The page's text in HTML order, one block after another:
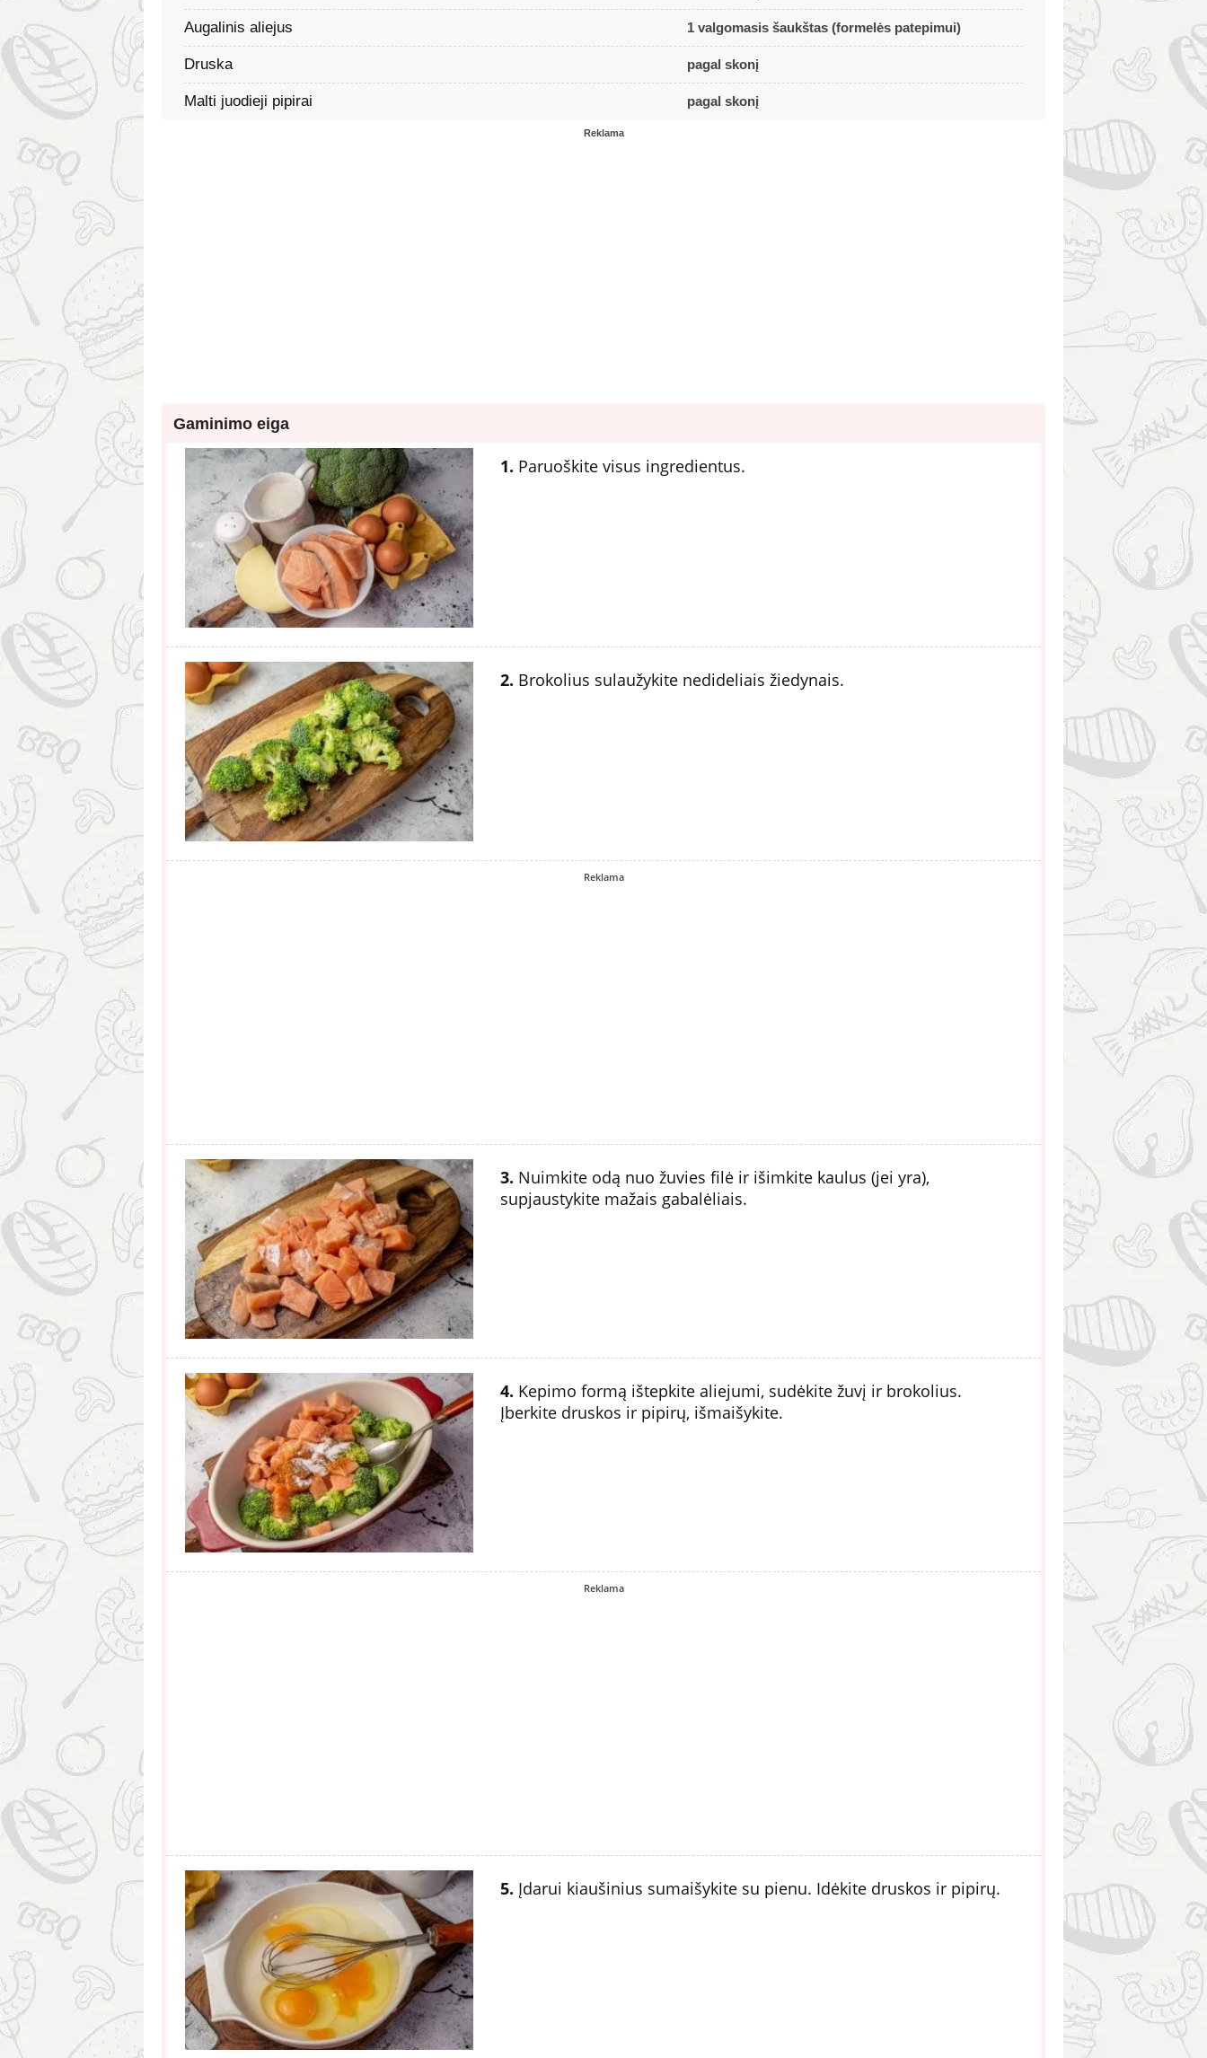
Augalinis aliejus 1 valgomasis šaukštas (formelės patepimui)
Druska pagal skonį
Malti juodieji pipirai pagal skonį
Reklama
Gaminimo eiga
1. Paruoškite visus ingredientus.
2. Brokolius sulaužykite nedideliais žiedynais.
Reklama
3. Nuimkite odą nuo žuvies filė ir išimkite kaulus (jei yra),
supjaustykite mažais gabalėliais.
4. Kepimo formą ištepkite aliejumi, sudėkite žuvį ir brokolius.
Įberkite druskos ir pipirų, išmaišykite.
Reklama
5. Įdarui kiaušinius sumaišykite su pienu. Idėkite druskos ir pipirų.